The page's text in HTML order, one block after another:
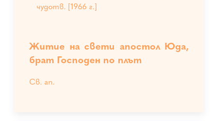
чудотв. [1966 г.]
Житие на свети апостол Юда,
брат Господен по плът
Св. ап.